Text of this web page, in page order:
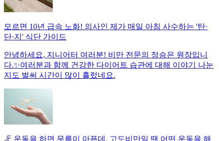
모르면 10년 급속 노화! 의사인 제가 매일 아침 사수하는 '탄·
단·지' 식단 가이드
안녕하세요, 지니어터 여러분! 비만 전문의 정승은 원장입니
다.✨여러분과 함께 건강한 다이어트 습관에 대해 이야기 나눈
지도 벌써 시간이 많이 흘렀네요.
🦵 운동을 하면 무릎이 아픈데, 고도비만일 땐 어떤 운동을 해